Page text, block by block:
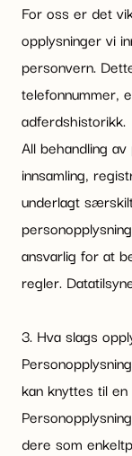
For oss er det
opplysninger vi
personvern.
telefonnummer,
adferdshistorikk.
All behandling
innsamling,
underlagt
ansvarlig for at
regler.
3. Hva slags
kan knyttes til
dere som